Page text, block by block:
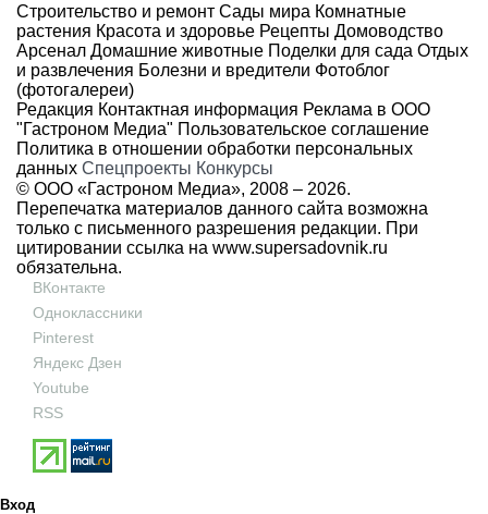
Строительство и ремонт Сады мира Комнатные
растения Красота и здоровье Рецепты Домоводство
Арсенал Домашние животные Поделки для сада Отдых
и развлечения Болезни и вредители Фотоблог
(фотогалереи)
Редакция Контактная информация Реклама в ООО
"Гастроном Медиа" Пользовательское соглашение
Политика в отношении обработки персональных
данных Спецпроекты Конкурсы
© ООО «Гастроном Медиа», 2008 – 2026.
Перепечатка материалов данного сайта возможна
только с письменного разрешения редакции. При
цитировании ссылка на www.supersadovnik.ru
обязательна.
ВКонтакте
Одноклассники
Pinterest
Яндекс Дзен
Youtube
RSS
Вход